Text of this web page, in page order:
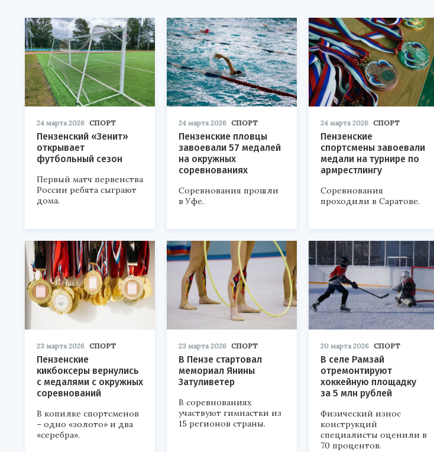
24 марта 2026 СПОРТ
Пензенский «Зенит»
открывает
футбольный сезон
Первый матч первенства
России ребята сыграют
дома.
24 марта 2026 СПОРТ
Пензенские пловцы
завоевали 57 медалей
на окружных
соревнованиях
Соревнования прошли
в Уфе.
24 марта 2026 СПОРТ
Пензенские
спортсмены завоевали
медали на турнире по
армрестлингу
Соревнования
проходили в Саратове.
23 марта 2026 СПОРТ
Пензенские
кикбоксеры вернулись
с медалями с окружных
соревнований
В копилке спортсменов
– одно «золото» и два
«серебра».
23 марта 2026 СПОРТ
В Пензе стартовал
мемориал Янины
Затуливетер
В соревнованиях
участвуют гимнастки из
15 регионов страны.
20 марта 2026 СПОРТ
В селе Рамзай
отремонтируют
хоккейную площадку
за 5 млн рублей
Физический износ
конструкций
специалисты оценили в
70 процентов.